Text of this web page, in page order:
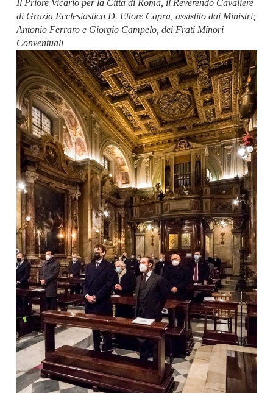
Il Priore Vicario per la Città di Roma, il Reverendo Cavaliere
di Grazia Ecclesiastico D. Ettore Capra, assistito dai Ministri;
Antonio Ferraro e Giorgio Campelo, dei Frati Minori
Conventuali